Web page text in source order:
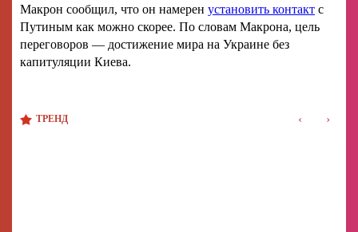
Макрон сообщил, что он намерен установить контакт с
Путиным как можно скорее. По словам Макрона, цель
переговоров — достижение мира на Украине без
капитуляции Киева.
ТРЕНД ‹ ›